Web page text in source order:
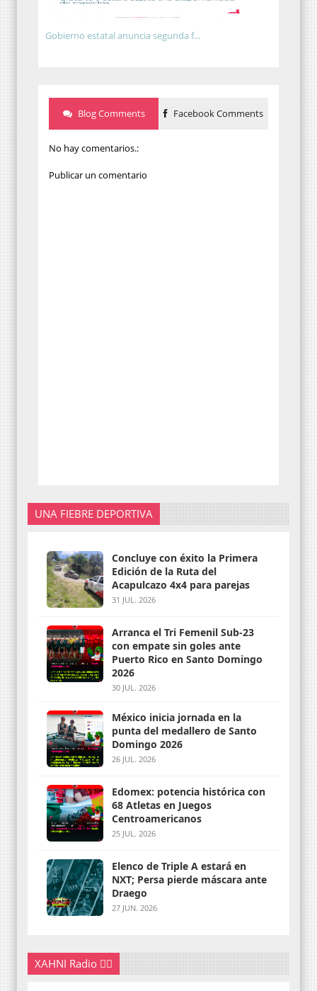
Gobierno estatal anuncia segunda f...
Blog Comments Facebook Comments
No hay comentarios.:
Publicar un comentario
UNA FIEBRE DEPORTIVA
Concluye con éxito la Primera
Edición de la Ruta del
Acapulcazo 4x4 para parejas
31 JUL. 2026
Arranca el Tri Femenil Sub-23
con empate sin goles ante
Puerto Rico en Santo Domingo
2026
30 JUL. 2026
México inicia jornada en la
punta del medallero de Santo
Domingo 2026
26 JUL. 2026
Edomex: potencia histórica con
68 Atletas en Juegos
Centroamericanos
25 JUL. 2026
Elenco de Triple A estará en
NXT; Persa pierde máscara ante
Draego
27 JUN. 2026
XAHNI Radio 👇🏽